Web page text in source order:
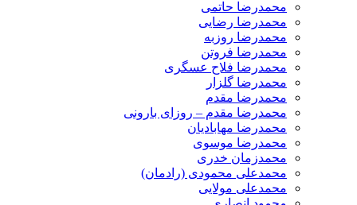
محمدرضا حاتمی
محمدرضا رضایی
محمدرضا روزبه
محمدرضا فروتن
محمدرضا فلاح عسگری
محمدرضا گلزار
محمدرضا مقدم
محمدرضا مقدم – روزای بارونی
محمدرضا مهابادیان
محمدرضا موسوی
محمدزمان خدری
محمدعلی محمودی (رادمان)
محمدعلی مولایی